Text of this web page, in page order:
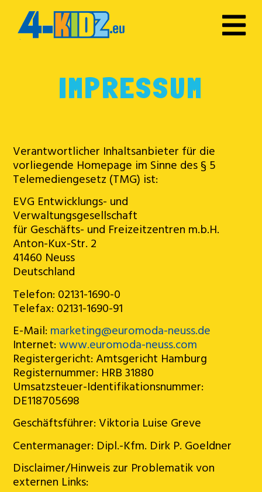
IMPRESSUM
Verantwortlicher Inhaltsanbieter für die
vorliegende Homepage im Sinne des § 5
Telemediengesetz (TMG) ist:
EVG Entwicklungs- und
Verwaltungsgesellschaft
für Geschäfts- und Freizeitzentren m.b.H.
Anton-Kux-Str. 2
41460 Neuss
Deutschland
Telefon: 02131-1690-0
Telefax: 02131-1690-91
E-Mail:marketing@euromoda-neuss.de
Internet:www.euromoda-neuss.com
Registergericht: Amtsgericht Hamburg
Registernummer: HRB 31880
Umsatzsteuer-Identifikationsnummer:
DE118705698
Geschäftsführer: Viktoria Luise Greve
Centermanager: Dipl.-Kfm. Dirk P. Goeldner
Disclaimer/Hinweis zur Problematik von
externen Links: